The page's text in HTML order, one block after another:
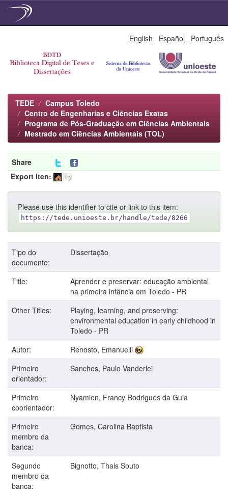
English Español Português
TEDE
Campus Toledo
Centro de Engenharias e Ciências Exatas
Programa de Pós-Graduação em Ciências Ambientais
Mestrado em Ciências Ambientais (TOL)
Share
Export iten:
Please use this identifier to cite or link to this item:
https://tede.unioeste.br/handle/tede/8266
Tipo do
documento:
Dissertação
Title:
Aprender e preservar: educação ambiental
na primeira infância em Toledo - PR
Other Titles:
Playing, learning, and preserving:
environmental education in early childhood in
Toledo - PR
Autor:
Renosto, Emanuelli
Primeiro
orientador:
Sanches, Paulo Vanderlei
Primeiro
coorientador:
Nyamien, Francy Rodrigues da Guia
Primeiro
membro da
banca:
Gomes, Carolina Baptista
Segundo
membro da
banca:
Bignotto, Thais Souto